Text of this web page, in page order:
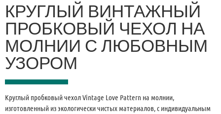
КРУГЛЫЙ ВИНТАЖНЫЙ
ПРОБКОВЫЙ ЧЕХОЛ НА
МОЛНИИ С ЛЮБОВНЫМ
УЗОРОМ
Круглый пробковый чехол Vintage Love Pattern на молнии,
изготовленный из экологически чистых материалов, с индивидуальным